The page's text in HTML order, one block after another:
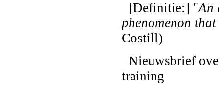
[Definitie:] "An
phenomenon
Costill)
Nieuwsbrief
training